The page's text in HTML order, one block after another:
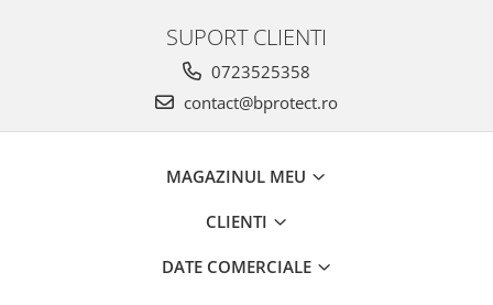
SUPORT CLIENTI
0723525358
contact@bprotect.ro
MAGAZINUL MEU
CLIENTI
DATE COMERCIALE